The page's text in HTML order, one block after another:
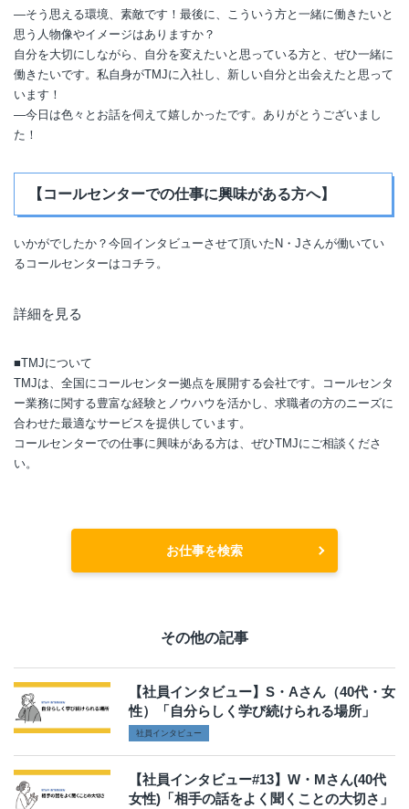
―そう思える環境、素敵です！最後に、こういう方と一緒に働きたいと
思う人物像やイメージはありますか？
自分を大切にしながら、自分を変えたいと思っている方と、ぜひ一緒に
働きたいです。私自身がTMJに入社し、新しい自分と出会えたと思って
います！
―今日は色々とお話を伺えて嬉しかったです。ありがとうございまし
た！
【コールセンターでの仕事に興味がある方へ】
いかがでしたか？今回インタビューさせて頂いたN・Jさんが働いてい
るコールセンターはコチラ。
詳細を見る
■TMJについて
TMJは、全国にコールセンター拠点を展開する会社です。コールセンタ
ー業務に関する豊富な経験とノウハウを活かし、求職者の方のニーズに
合わせた最適なサービスを提供しています。
コールセンターでの仕事に興味がある方は、ぜひTMJにご相談くださ
い。
お仕事を検索
その他の記事
【社員インタビュー】S・Aさん（40代・女
性）「自分らしく学び続けられる場所」
社員インタビュー
【社員インタビュー#13】W・Mさん(40代
女性)「相手の話をよく聞くことの大切さ」